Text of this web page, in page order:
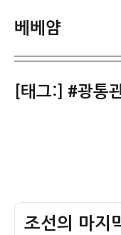
베베얌
[태그:] #광통
조선의 마지